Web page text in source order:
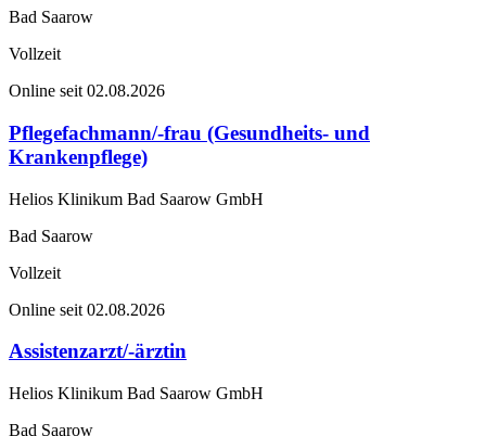
Bad Saarow
Vollzeit
Online seit 02.08.2026
Pflegefachmann/-frau (Gesundheits- und
Krankenpflege)
Helios Klinikum Bad Saarow GmbH
Bad Saarow
Vollzeit
Online seit 02.08.2026
Assistenzarzt/-ärztin
Helios Klinikum Bad Saarow GmbH
Bad Saarow